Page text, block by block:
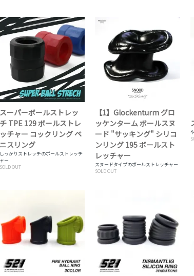
スーパーボールストレッ
チ TPE 129 ボールストレ
ッチャー コックリング ペ
ニスリング
しっかりストレッチのボールストレッチ
ャー
SOLD OUT
【1】Glockenturm グロ
ッケンターム ボールスヌ
ード "サッキング" シリコ
ンリング 195 ボールスト
レッチャー
スヌードタイプのボールストレッチャー
SOLD OUT